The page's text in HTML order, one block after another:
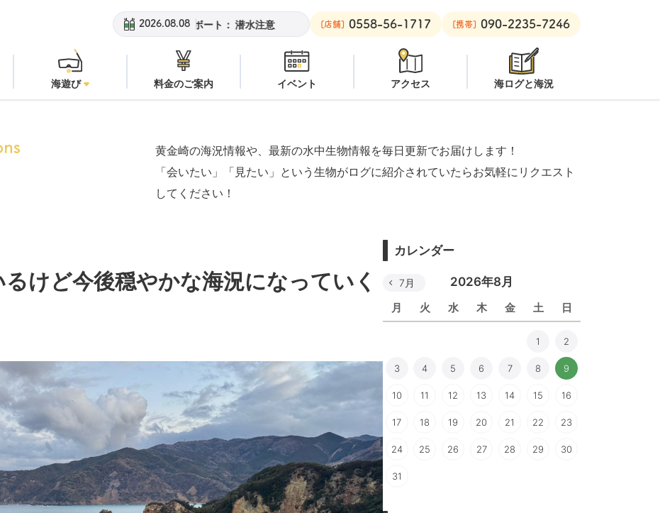
2026.08.08
安良里ボート：潜水注意 黄金崎ビーチ：オープン 安良里ボート： 潜水注意
[店舗] 0558-56-1717 [携帯] 090-2235-7246
海遊び 料金のご案内 イベント アクセス 海ログと海況
黄金崎の海況情報や、最新の水中生物情報を毎日更新でお届けします！
「会いたい」「見たい」という生物がログに紹介されていたらお気軽にリクエスト
してください！
けど今後穏やかな海況になっていく
カレンダー
2026年8月
月 火 水 木 金 土 日
7月
1 2
3 4 5 6 7 8 9
10 11 12 13 14 15 16
17 18 19 20 21 22 23
24 25 26 27 28 29 30
31